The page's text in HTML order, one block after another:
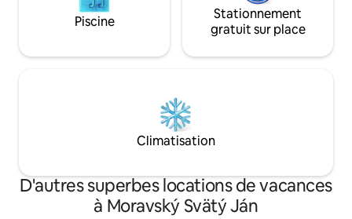
Piscine
Stationnement
gratuit sur place
Climatisation
D'autres superbes locations de vacances
à Moravský Svätý Ján